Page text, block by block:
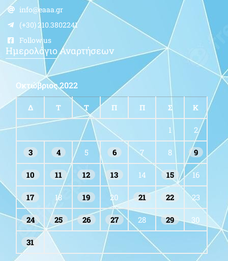
info@eaaa.gr
(+30) 210.3802241
Follow us
Ημερολόγιο Αναρτήσεων
Οκτώβριος 2022
Δ Τ Τ Π Π Σ Κ
1 2
3 4 5 6 7 8 9
10 11 12 13 14 15 16
17 18 19 20 21 22 23
24 25 26 27 28 29 30
31